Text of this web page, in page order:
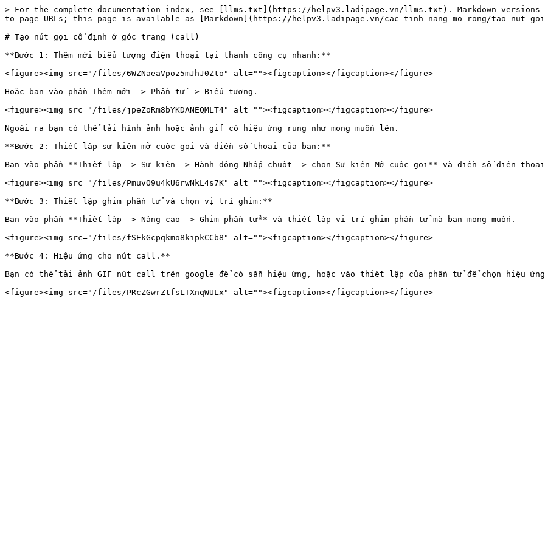
> For the complete documentation index, see [llms.txt](https://helpv3.ladipage.vn/llms.txt). Markdown versions
to page URLs; this page is available as [Markdown](https://helpv3.ladipage.vn/cac-tinh-nang-mo-rong/tao-nut-
# Tạo nút gọi cố định ở góc trang (call)
**Bước 1: Thêm mới biểu tượng điện thoại tại thanh công cụ nhanh:**
<figure><img src="/files/6WZNaeaVpoz5mJhJ0Zto" alt=""><figcaption></figcaption></figure>
Hoặc bạn vào phần Thêm mới--> Phần tử--> Biểu tượng.
<figure><img src="/files/jpeZoRm8bYKDANEQMLT4" alt=""><figcaption></figcaption></figure>
Ngoài ra bạn có thể tải hình ảnh hoặc ảnh gif có hiệu ứng rung như mong muốn lên.
**Bước 2: Thiết lập sự kiện mở cuộc gọi và điền số thoại của bạn:**
Bạn vào phần **Thiết lập--> Sự kiện--> Hành động Nhấp chuột--> chọn Sự kiện Mở cuộc gọi** và điền số điện thoại
<figure><img src="/files/PmuvO9u4kU6rwNkL4s7K" alt=""><figcaption></figcaption></figure>
**Bước 3: Thiết lập ghim phần tử và chọn vị trí ghim:**
Bạn vào phần **Thiết lập--> Nâng cao--> Ghim phần tử** và thiết lập vị trí ghim phần tử mà bạn mong muốn.
<figure><img src="/files/fSEkGcpqkmo8kipkCCb8" alt=""><figcaption></figcaption></figure>
**Bước 4: Hiệu ứng cho nút call.**
Bạn có thể tải ảnh GIF nút call trên google để có sẵn hiệu ứng, hoặc vào thiết lập của phần tử để chọn hiệu ứng